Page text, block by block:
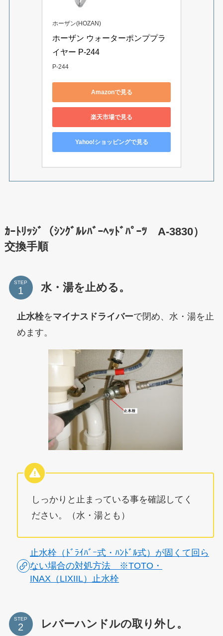
ホーザン(HOZAN)
ホーザン ウォーターポンププラ
イヤー P-244
P-244
Amazonで見る
楽天市場で見る
Yahoo!ショッピングで見る
ｶｰﾄﾘｯｼﾞ（ｼﾝｸﾞﾙﾚﾊﾞｰﾍｯﾄﾞﾊﾟｰﾂ A-3830）
交換手順
STEP 水・湯を止める。
止水栓をマイナスドライバーで閉め、水・湯を止
めます。
しっかりと止まっている事を確認してく
ださい。（水・湯とも）
止水栓（ﾄﾞﾗｲﾊﾞｰ式・ﾊﾝﾄﾞﾙ式）が固くて回ら
ない場合の対処方法 ※TOTO・
INAX（LIXIIL）止水栓
STEP レバーハンドルの取り外し。